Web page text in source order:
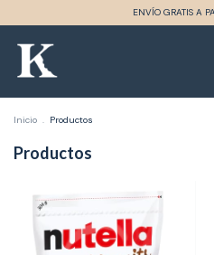
ENVÍO GRATIS A
Inicio . Productos
Productos